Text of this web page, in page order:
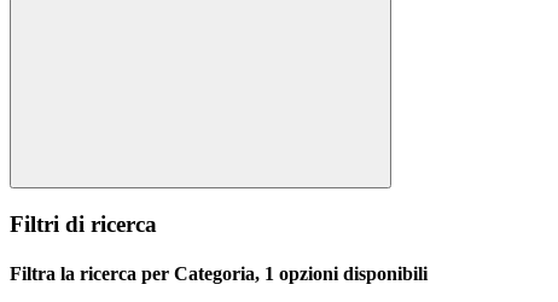
Filtri di ricerca
Filtra la ricerca per Categoria, 1 opzioni disponibili